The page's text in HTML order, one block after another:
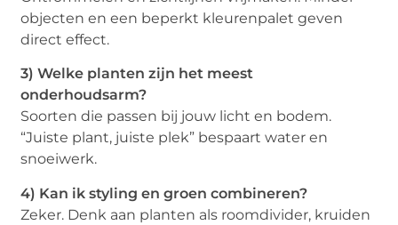
objecten en een beperkt kleurenpalet geven
direct effect.
3) Welke planten zijn het meest
onderhoudsarm?
Soorten die passen bij jouw licht en bodem.
“Juiste plant, juiste plek” bespaart water en
snoeiwerk.
4) Kan ik styling en groen combineren?
Zeker. Denk aan planten als roomdivider, kruiden